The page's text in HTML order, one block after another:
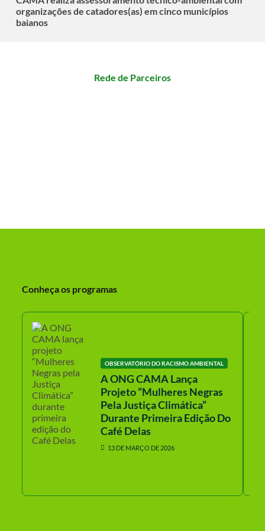
organizações de catadores(as) em cinco municípios
baianos
Rede de Parceiros
Conheça os programas
OBSERVATÓRIO DO RACISMO AMBIENTAL
A ONG CAMA Lança
Projeto “Mulheres Negras
Pela Justiça Climática”
Durante Primeira Edição Do
Café Delas
13 DE MARÇO DE 2026